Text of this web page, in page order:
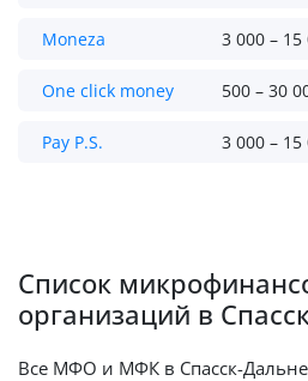
Moneza 3 000 – 15
One click money 500 – 30
Pay P.S. 3 000 – 15
Список
организаций в
Все МФО и МФК в Спасск-